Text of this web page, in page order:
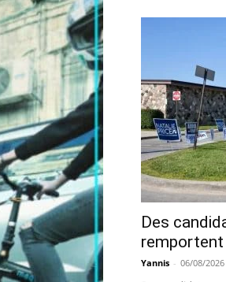
Des
remportent
Yannis - 06/08/2026